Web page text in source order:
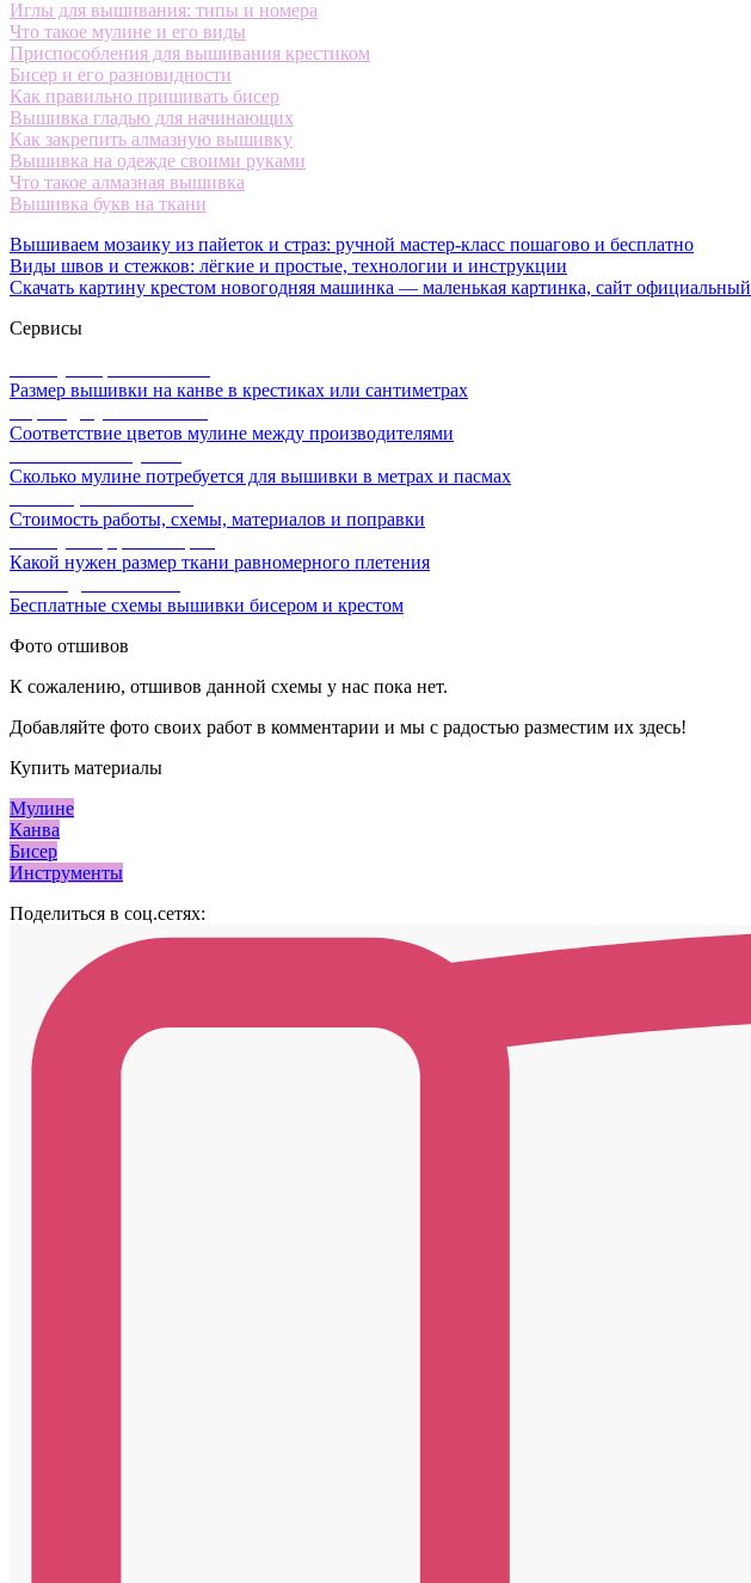
Иглы для вышивания: типы и номера
Что такое мулине и его виды
Приспособления для вышивания крестиком
Бисер и его разновидности
Как правильно пришивать бисер
Вышивка гладью для начинающих
Как закрепить алмазную вышивку
Вышивка на одежде своими руками
Что такое алмазная вышивка
Вышивка букв на ткани
Вышиваем мозаику из пайеток и страз: ручной мастер-класс пошагово и бесплатно
Виды швов и стежков: лёгкие и простые, технологии и инструкции
Скачать картину крестом новогодняя машинка — маленькая картинка, сайт официальный
Сервисы
Размер вышивки на канве в крестиках или сантиметрах
Соответствие цветов мулине между производителями
Сколько мулине потребуется для вышивки в метрах и пасмах
Стоимость работы, схемы, материалов и поправки
Какой нужен размер ткани равномерного плетения
Бесплатные схемы вышивки бисером и крестом
Фото отшивов
К сожалению, отшивов данной схемы у нас пока нет.
Добавляйте фото своих работ в комментарии и мы с радостью разместим их здесь!
Купить материалы
Мулине
Канва
Бисер
Инструменты
Поделиться в соц.сетях: